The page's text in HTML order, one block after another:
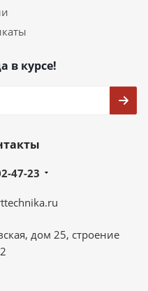
в курсе!
47-23
дом 25, строение
2